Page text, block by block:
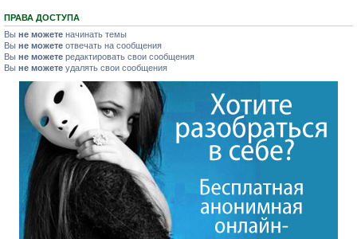
ПРАВА ДОСТУПА
Вы не можете начинать темы
Вы не можете отвечать на сообщения
Вы не можете редактировать свои сообщения
Вы не можете удалять свои сообщения